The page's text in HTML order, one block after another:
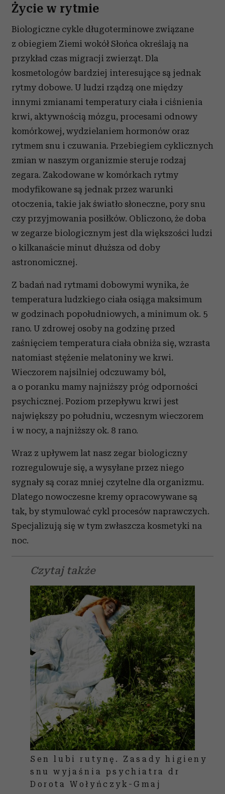
Życie w rytmie
Biologiczne cykle długoterminowe związane
z obiegiem Ziemi wokół Słońca określają na
przykład czas migracji zwierząt. Dla
kosmetologów bardziej interesujące są jednak
rytmy dobowe. U ludzi rządzą one między
innymi zmianami temperatury ciała i ciśnienia
krwi, aktywnością mózgu, procesami odnowy
komórkowej, wydzielaniem hormonów oraz
rytmem snu i czuwania. Przebiegiem cyklicznych
zmian w naszym organizmie steruje rodzaj
zegara. Zakodowane w komórkach rytmy
modyfikowane są jednak przez warunki
otoczenia, takie jak światło słoneczne, pory snu
czy przyjmowania posiłków. Obliczono, że doba
w zegarze biologicznym jest dla większości ludzi
o kilkanaście minut dłuższa od doby
astronomicznej.
Z badań nad rytmami dobowymi wynika, że
temperatura ludzkiego ciała osiąga maksimum
w godzinach popołudniowych, a minimum ok. 5
rano. U zdrowej osoby na godzinę przed
zaśnięciem temperatura ciała obniża się, wzrasta
natomiast stężenie melatoniny we krwi.
Wieczorem najsilniej odczuwamy ból,
a o poranku mamy najniższy próg odporności
psychicznej. Poziom przepływu krwi jest
największy po południu, wczesnym wieczorem
i w nocy, a najniższy ok. 8 rano.
Wraz z upływem lat nasz zegar biologiczny
rozregulowuje się, a wysyłane przez niego
sygnały są coraz mniej czytelne dla organizmu.
Dlatego nowoczesne kremy opracowywane są
tak, by stymulować cykl procesów naprawczych.
Specjalizują się w tym zwłaszcza kosmetyki na
noc.
Czytaj także
Sen lubi rutynę. Zasady higieny
snu wyjaśnia psychiatra dr
Dorota Wołyńczyk-Gmaj